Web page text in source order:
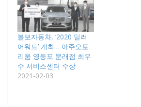
볼보자동차, ‘2020 딜러
어워드’ 개최… 아주오토
리움 영등포 문래점 최우
수 서비스센터 수상
2021-02-03